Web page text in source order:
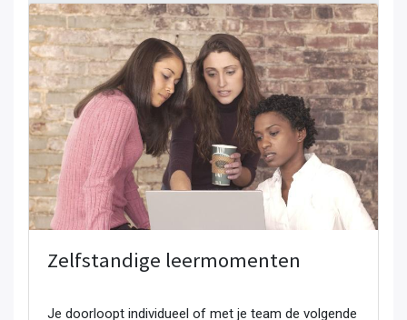
Zelfstandige leermomenten
Je doorloopt individueel of met je team de volgende